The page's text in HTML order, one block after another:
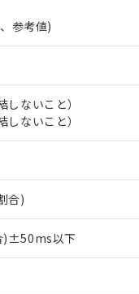
参考値)
ないこと）
ないこと）
合)
)±50ms以下
ただき、同意のうえご
指令（10物質）の
指令（10物質）の
料など無形物で、有害
、非含有部品としてい
表
含有率が中国RoHSの